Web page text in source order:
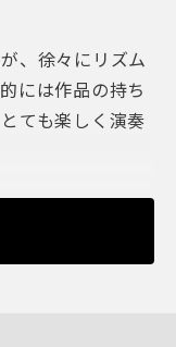
、徐々にリズム
には作品の持ち
ても楽しく演奏